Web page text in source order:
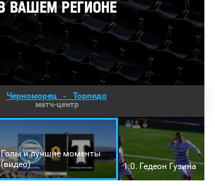
Черноморец - Торпедо
матч-центр
Голы и лучшие моменты
(видео)
1:0. Гедеон Гузина